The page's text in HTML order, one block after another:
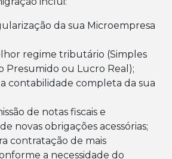
da sua Microempresa
regime tributário (Simples
Presumido ou Lucro Real);
contabilidade completa da sua
de notas fiscais e
novas obrigações acessórias;
contratação de mais
a necessidade do